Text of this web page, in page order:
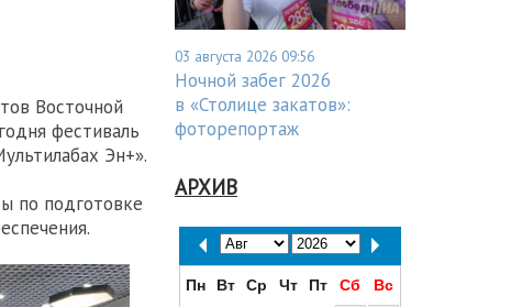
Восточной
фестиваль
Эн+».
по подготовке
03 августа 2026 09:56
Ночной забег 2026
в «Столице закатов»:
фоторепортаж
АРХИВ
Пн Вт Ср Чт Пт Сб
Вс